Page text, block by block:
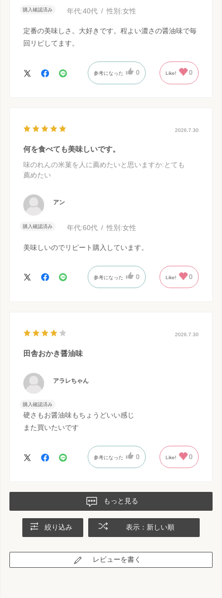
購入確認済み 年代:40代 性別:女性
定番の美味しさ。大好きです。程よい濃さの醤油味で毎
回リピしてます。
参考になった 0 Like! 0
2026.7.30
何を食べても美味しいです。
味のれんの米菓を人に薦めたいと思いますか:とても
薦めたい
アン
購入確認済み 年代:60代 性別:女性
美味しいのでリピート購入しています。
参考になった 0 Like! 0
2026.7.30
田舎おかき醤油味
アラレちゃん
購入確認済み
硬さもお醤油味もちょうどいい感じ
また買いたいです
参考になった 0 Like! 0
もっと見る
絞り込み 表示：新しい順
レビューを書く